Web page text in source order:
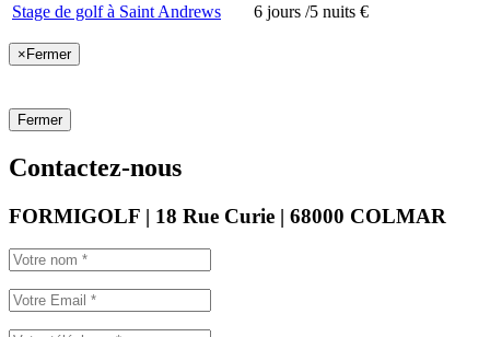
Stage de golf à Saint Andrews
6 jours /5 nuits €
×Fermer
Fermer
Contactez-nous
FORMIGOLF | 18 Rue Curie | 68000 COLMAR